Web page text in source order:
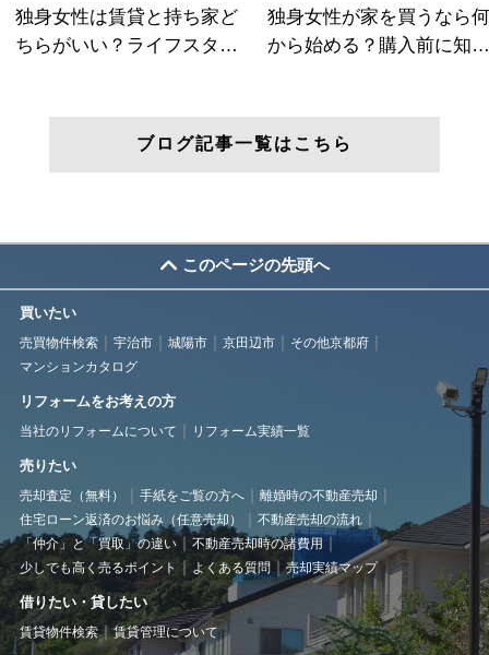
ブログ記事一覧はこちら
このページの先頭へ
買いたい
売買物件検索 宇治市 城陽市 京田辺市
その他京都府
マンションカタログ
リフォームをお考えの方
当社のリフォームについて リフォーム実績一覧
売りたい
売却査定（無料） 手紙をご覧の方へ
離婚時の不動産売却
住宅ローン返済のお悩み（任意売却）
不動産売却の流れ
「仲介」と「買取」の違い
不動産売却時の諸費用
少しでも高く売るポイント
よくある質問 売却実績マップ
借りたい・貸したい
賃貸物件検索 賃貸管理について